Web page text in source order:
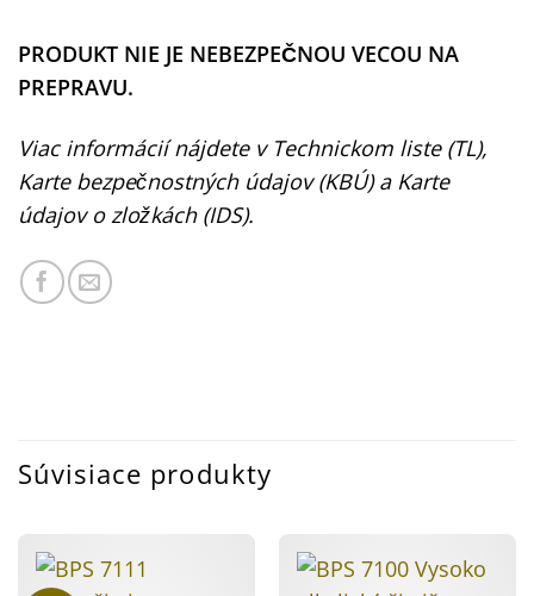
PRODUKT NIE JE NEBEZPEČNOU VECOU NA
PREPRAVU.
Viac informácií nájdete v Technickom liste (TL),
Karte bezpečnostných údajov (KBÚ) a Karte
údajov o zložkách (IDS).
Súvisiace produkty